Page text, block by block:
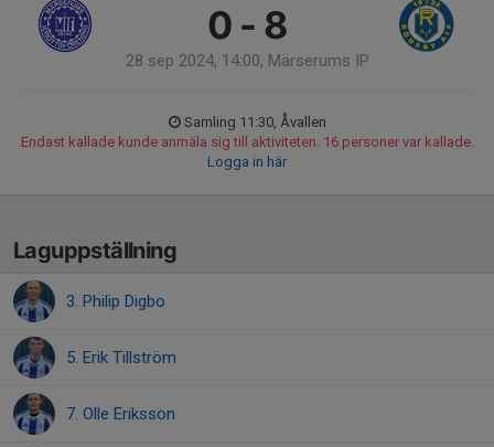
0 - 8
28 sep 2024, 14:00, Märserums IP
Samling 11:30, Åvallen
Endast kallade kunde anmäla sig till aktiviteten. 16 personer var kallade.
Logga in här
Laguppställning
3. Philip Digbo
5. Erik Tillström
7. Olle Eriksson